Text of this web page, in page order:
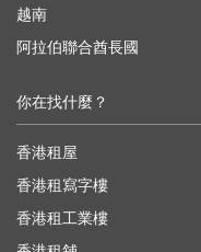
越南
阿拉伯聯合酋長國
你在找什麼？
香港租屋
香港租寫字樓
香港租工業樓